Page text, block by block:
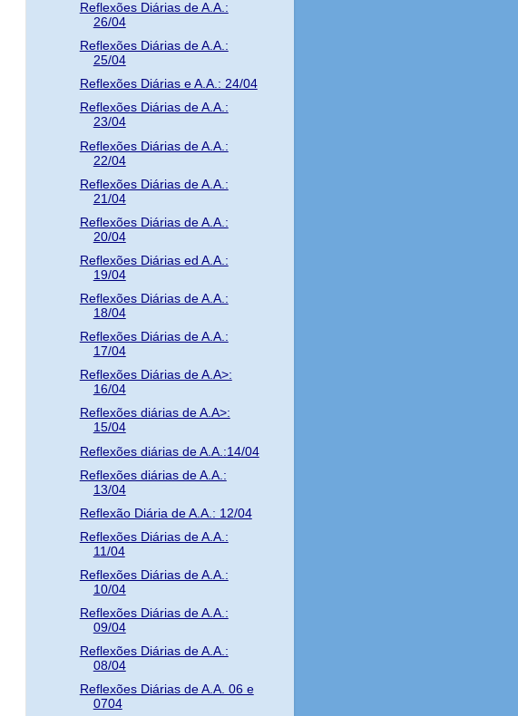
Reflexões Diárias de A.A.:
26/04
Reflexões Diárias de A.A.:
25/04
Reflexões Diárias e A.A.: 24/04
Reflexões Diárias de A.A.:
23/04
Reflexões Diárias de A.A.:
22/04
Reflexões Diárias de A.A.:
21/04
Reflexões Diárias de A.A.:
20/04
Reflexões Diárias ed A.A.:
19/04
Reflexões Diárias de A.A.:
18/04
Reflexões Diárias de A.A.:
17/04
Reflexões Diárias de A.A>:
16/04
Reflexões diárias de A.A>:
15/04
Reflexões diárias de A.A.:14/04
Reflexões diárias de A.A.:
13/04
Reflexão Diária de A.A.: 12/04
Reflexões Diárias de A.A.:
11/04
Reflexões Diárias de A.A.:
10/04
Reflexões Diárias de A.A.:
09/04
Reflexões Diárias de A.A.:
08/04
Reflexões Diárias de A.A. 06 e
0704